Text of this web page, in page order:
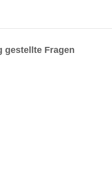
gestellte Fragen